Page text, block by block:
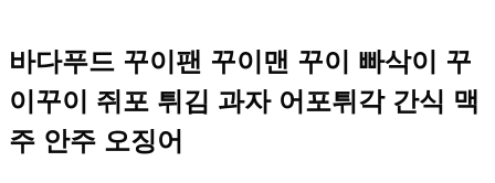
바다푸드 꾸이팬 꾸이맨 꾸이 빠삭이 꾸
이꾸이 쥐포 튀김 과자 어포튀각 간식 맥
주 안주 오징어